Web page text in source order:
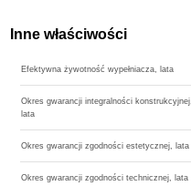
Inne właściwości
Efektywna żywotność wypełniacza, lata
Okres gwarancji integralności konstrukcyjnej,
lata
Okres gwarancji zgodności estetycznej, lata
Okres gwarancji zgodności technicznej, lata